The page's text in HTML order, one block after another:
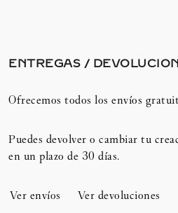
ENTREGAS /
Ofrecemos todos los envíos
Puedes devolver o cambiar tu
en un plazo de 30 días.​
Ver envíos Ver devoluciones